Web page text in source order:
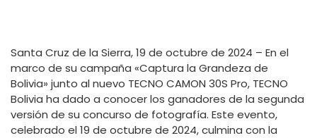
Santa Cruz de la Sierra, 19 de octubre de 2024 – En el
marco de su campaña «Captura la Grandeza de
Bolivia» junto al nuevo TECNO CAMON 30S Pro, TECNO
Bolivia ha dado a conocer los ganadores de la segunda
versión de su concurso de fotografía. Este evento,
celebrado el 19 de octubre de 2024, culmina con la